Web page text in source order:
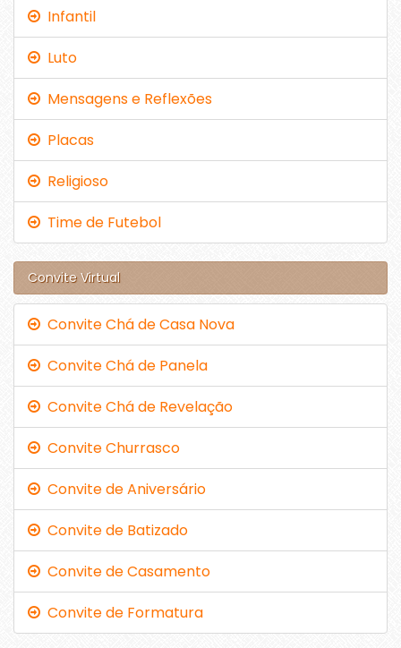
Infantil
Luto
Mensagens e Reflexões
Placas
Religioso
Time de Futebol
Convite Virtual
Convite Chá de Casa Nova
Convite Chá de Panela
Convite Chá de Revelação
Convite Churrasco
Convite de Aniversário
Convite de Batizado
Convite de Casamento
Convite de Formatura